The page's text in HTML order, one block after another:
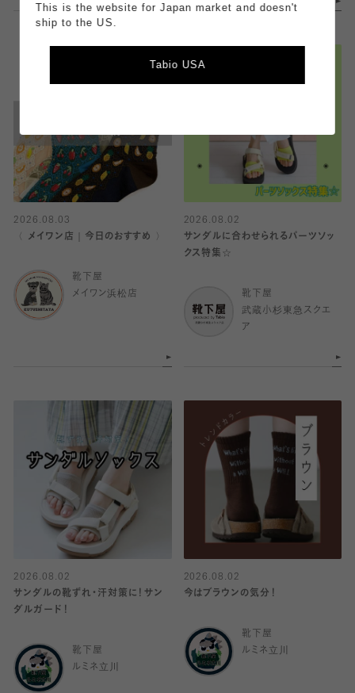
2026.08.03
〈 メイワン店｜今日のおすすめ 〉
靴下屋
メイワン浜松店
2026.08.02
サンダルに合わせられるパーツソッ
クス特集☆
靴下屋
武蔵小杉東急スクエ
ア
2026.08.02
サンダルの靴ずれ・汗対策に！サン
ダルガード！
靴下屋
ルミネ立川
2026.08.02
今はブラウンの気分！
靴下屋
ルミネ立川
This is the website for Japan market and doesn't
ship to the US.
Tabio USA